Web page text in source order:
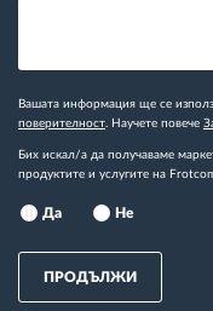
Вашата информация ще се
поверителност . Научете повече
Бих искал/а да получаваме
продуктите и услугите на
Да Не
ПРОДЪЛЖИ